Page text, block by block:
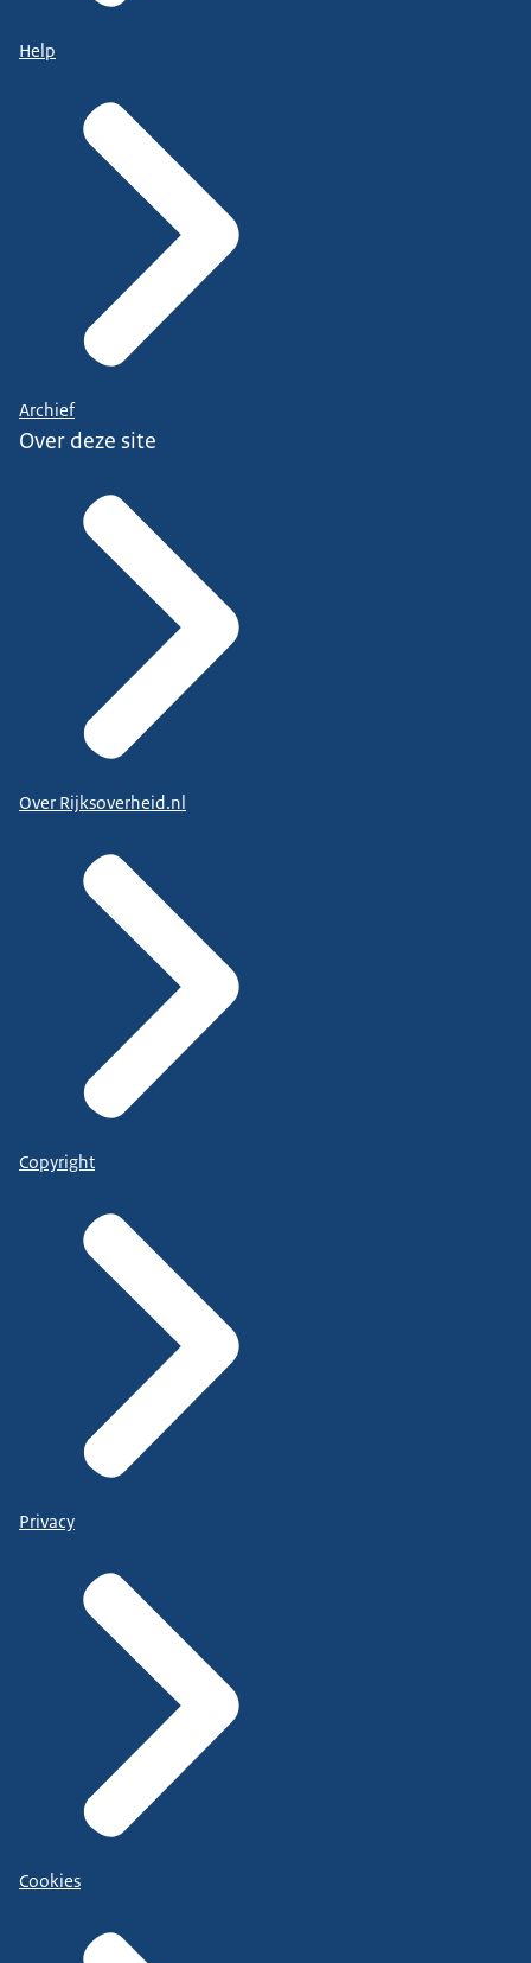
Help
Archief
Over deze site
Over Rijksoverheid.nl
Copyright
Privacy
Cookies